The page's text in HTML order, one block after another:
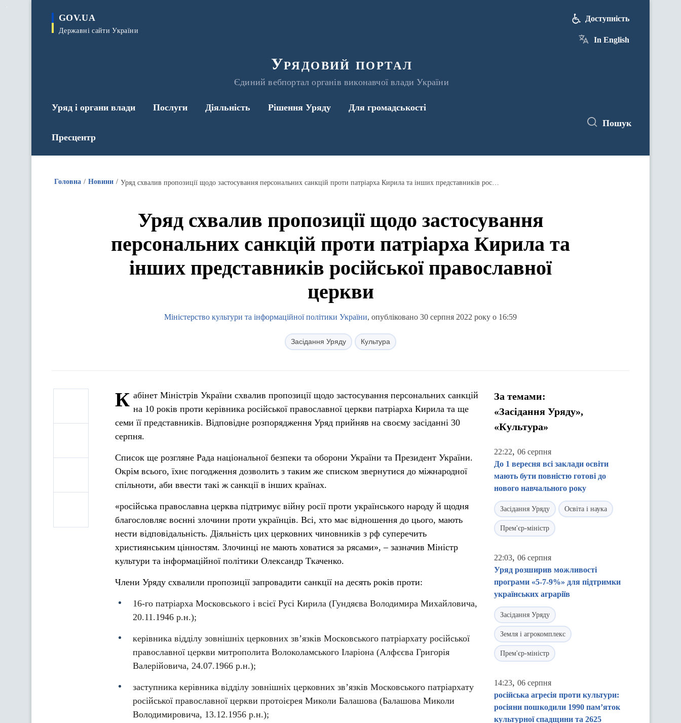
GOV.UA
Державні сайти України
Урядовий портал
Єдиний вебпортал органів виконавчої влади України
Доступність
In English
Уряд і органи влади Послуги Діяльність Рішення Уряду Для громадськості
Пресцентр
Пошук
Головна Новини Уряд схвалив пропозиції щодо застосування персональних санкцій проти патріарха Кирила та інших представників російської православної церкви
Уряд схвалив пропозиції щодо застосування
персональних санкцій проти патріарха Кирила та
інших представників російської православної
церкви
Міністерство культури та інформаційної політики України, опубліковано 30 серпня 2022 року о 16:59
Засідання Уряду Культура
К абінет Міністрів України схвалив пропозиції щодо застосування персональних санкцій
на 10 років проти керівника російської православної церкви патріарха Кирила та ще
семи її представників. Відповідне розпорядження Уряд прийняв на своєму засіданні 30
серпня.
Список ще розгляне Рада національної безпеки та оборони України та Президент України.
Окрім всього, їхнє погодження дозволить з таким же списком звернутися до міжнародної
спільноти, аби ввести такі ж санкції в інших країнах.
«російська православна церква підтримує війну росії проти українського народу й щодня
благословляє воєнні злочини проти українців. Всі, хто має відношення до цього, мають
нести відповідальність. Діяльність цих церковних чиновників з рф суперечить
християнським цінностям. Злочинці не мають ховатися за рясами», – зазначив Міністр
культури та інформаційної політики Олександр Ткаченко.
Члени Уряду схвалили пропозиції запровадити санкції на десять років проти:
16-го патріарха Московського і всієї Русі Кирила (Гундяєва Володимира Михайловича,
20.11.1946 р.н.);
керівника відділу зовнішніх церковних зв’язків Московського патріархату російської
православної церкви митрополита Волоколамського Іларіона (Алфєєва Григорія
Валерійовича, 24.07.1966 р.н.);
заступника керівника відділу зовнішніх церковних зв’язків Московського патріархату
російської православної церкви протоієрея Миколи Балашова (Балашова Миколи
Володимировича, 13.12.1956 р.н.);
За темами:
«Засідання Уряду»,
«Культура»
22:22, 06 серпня
До 1 вересня всі заклади освіти
мають бути повністю готові до
нового навчального року
Засідання Уряду Освіта і наука
Прем'єр-міністр
22:03, 06 серпня
Уряд розширив можливості
програми «5-7-9%» для підтримки
українських аграріїв
Засідання Уряду
Земля і агрокомплекс
Прем'єр-міністр
14:23, 06 серпня
російська агресія проти культури:
росіяни пошкодили 1990 пам’яток
культурної спадщини та 2625